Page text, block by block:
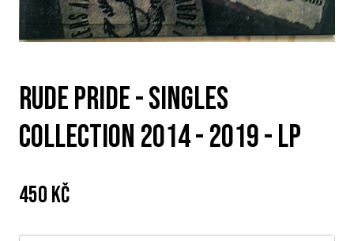
Rude Pride - Singles
Collection 2014 - 2019 - LP
Cena:
450 Kč